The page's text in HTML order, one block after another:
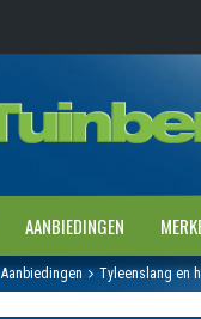
AANBIEDINGEN
Aanbiedingen Tyleenslang en